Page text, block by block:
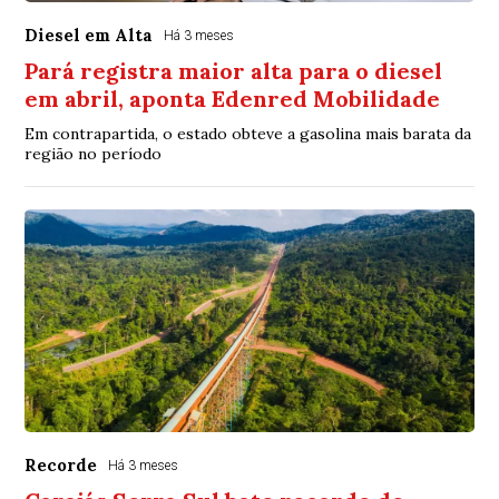
Diesel em Alta Há 3 meses
Pará registra maior alta para o diesel
em abril, aponta Edenred Mobilidade
Em contrapartida, o estado obteve a gasolina mais barata da
região no período
Recorde Há 3 meses